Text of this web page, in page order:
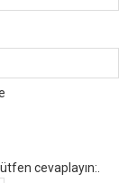
cevaplayın:.